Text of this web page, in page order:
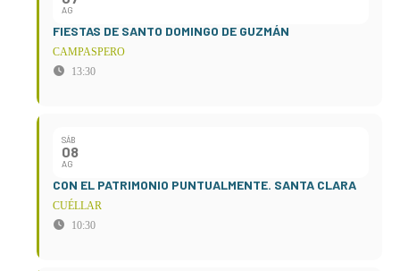
AG
FIESTAS DE SANTO DOMINGO DE GUZMÁN
CAMPASPERO
13:30
SÁB
08
AG
CON EL PATRIMONIO PUNTUALMENTE. SANTA CLARA
CUÉLLAR
10:30